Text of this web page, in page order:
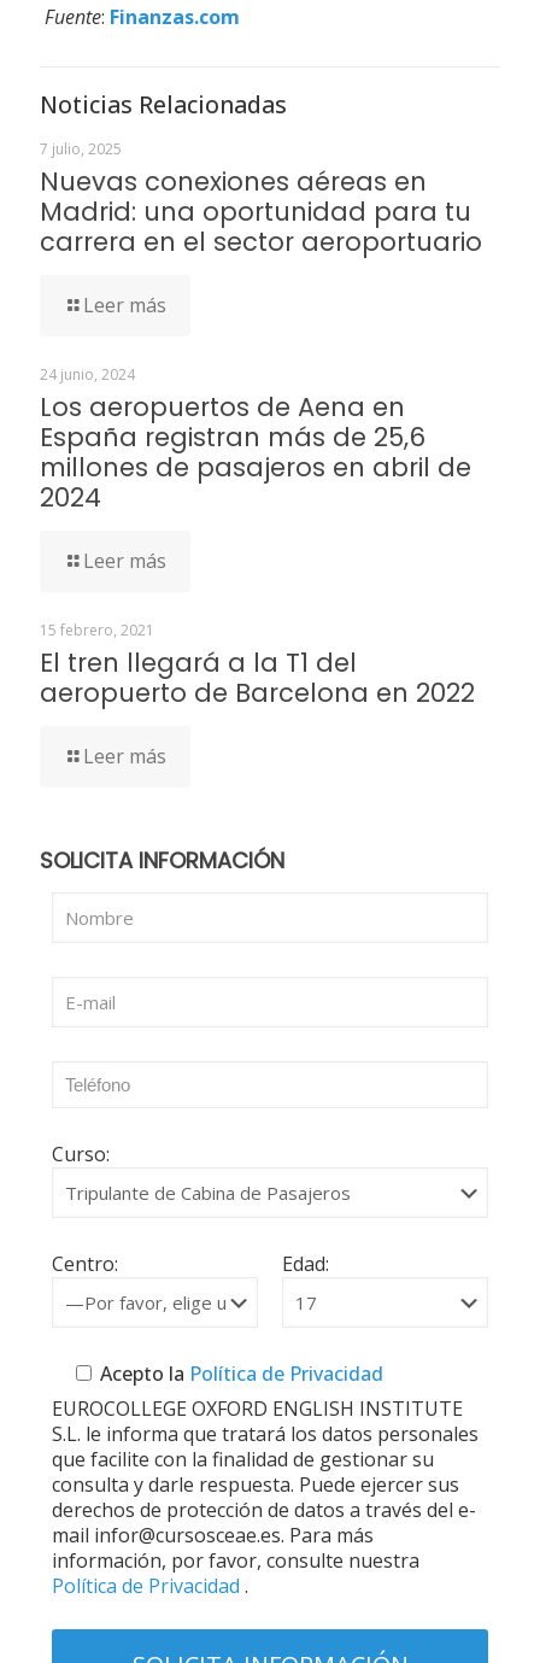
Fuente: Finanzas.com
Noticias Relacionadas
7 julio, 2025
Nuevas conexiones aéreas en
Madrid: una oportunidad para tu
carrera en el sector aeroportuario
Leer más
24 junio, 2024
Los aeropuertos de Aena en
España registran más de 25,6
millones de pasajeros en abril de
2024
Leer más
15 febrero, 2021
El tren llegará a la T1 del
aeropuerto de Barcelona en 2022
Leer más
SOLICITA INFORMACIÓN
Curso:
Centro: Edad:
Acepto la Política de Privacidad
EUROCOLLEGE OXFORD ENGLISH INSTITUTE
S.L. le informa que tratará los datos personales
que facilite con la finalidad de gestionar su
consulta y darle respuesta. Puede ejercer sus
derechos de protección de datos a través del e-
mail infor@cursosceae.es. Para más
información, por favor, consulte nuestra
Política de Privacidad .